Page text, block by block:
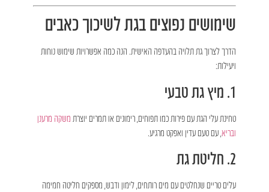
שימושים נפוצים בגת לשיכוך כאבים
הדרך לצרוך גת תלויה בהעדפה האישית. הנה כמה אפשרויות שימוש נוחות
ויעילות:
1. מיץ גת טבעי
טחינת עלי הגת עם פירות כמו תפוחים, רימונים או תמרים יוצרת משקה מרענן
ובריא, עם טעם עדין ואפקט מרגיע.
2. חליטת גת
עלים טריים שנחלטים עם מים רותחים, לימון ודבש, מספקים חליטה חמימה